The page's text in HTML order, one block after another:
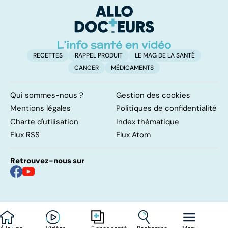
RECETTES RAPPEL PRODUIT
LE MAG DE LA SANTÉ
CANCER
MÉDICAMENTS
Qui sommes-nous ?
Gestion des cookies
Mentions légales
Politiques de confidentialité
Charte d'utilisation
Index thématique
Flux RSS
Flux Atom
Retrouvez-nous sur